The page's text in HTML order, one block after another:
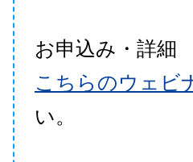
お申込み・詳細
こちらのウェビ
い。